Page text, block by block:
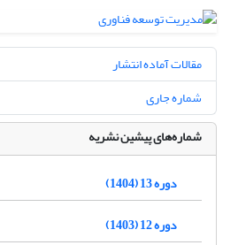
مقالات آماده انتشار
شماره جاری
شماره‌های پیشین نشریه
دوره 13 (1404)
دوره 12 (1403)